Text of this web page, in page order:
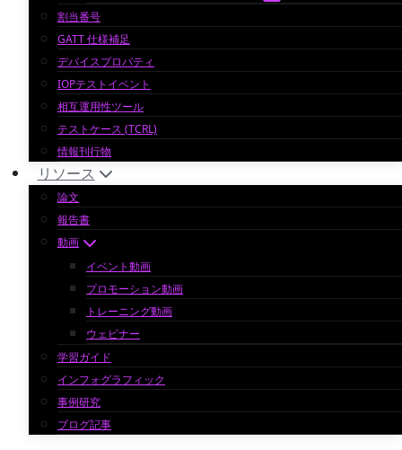
割当番号
GATT 仕様補足
デバイスプロパティ
IOPテストイベント
相互運用性ツール
テストケース (TCRL)
情報刊行物
リソース
論文
報告書
動画
イベント動画
プロモーション動画
トレーニング動画
ウェビナー
学習ガイド
インフォグラフィック
事例研究
ブログ記事